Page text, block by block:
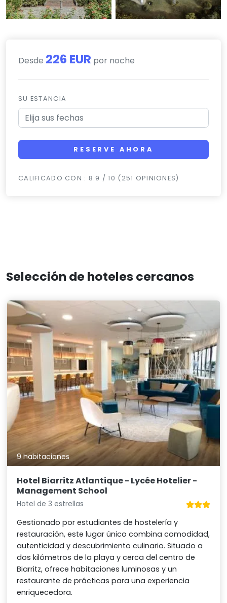
Desde 226 EUR por noche
SU ESTANCIA
RESERVE AHORA
CALIFICADO CON : 8.9 / 10 (251 OPINIONES)
Selección de hoteles cercanos
9 habitaciones
Hotel Biarritz Atlantique - Lycée Hotelier -
Management School
Hotel de 3 estrellas
Gestionado por estudiantes de hostelería y
restauración, este lugar único combina comodidad,
autenticidad y descubrimiento culinario. Situado a
dos kilómetros de la playa y cerca del centro de
Biarritz, ofrece habitaciones luminosas y un
restaurante de prácticas para una experiencia
enriquecedora.